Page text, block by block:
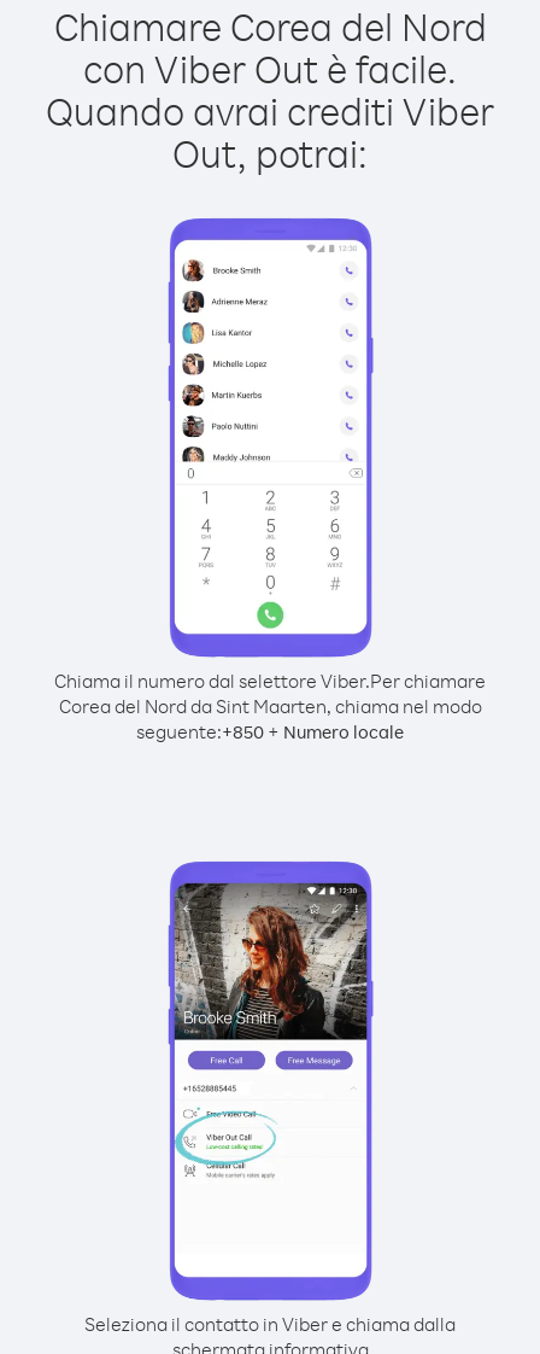
Chiamare Corea del Nord
con Viber Out è facile.
Quando avrai crediti Viber
Out, potrai:
Chiama il numero dal selettore Viber.Per chiamare
Corea del Nord da Sint Maarten, chiama nel modo
seguente:+850 + Numero locale
Seleziona il contatto in Viber e chiama dalla
schermata informativa